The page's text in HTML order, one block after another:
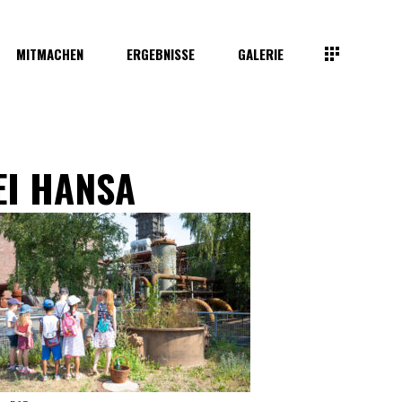
MITMACHEN ERGEBNISSE GALERIE
HANSA